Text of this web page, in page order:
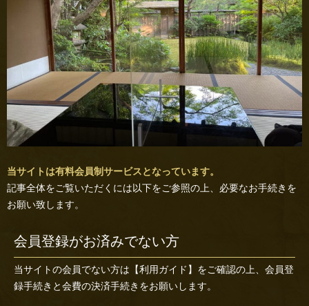
当サイトは有料会員制サービスとなっています。
記事全体をご覧いただくには以下をご参照の上、必要なお手続きを
お願い致します。
会員登録がお済みでない方
当サイトの会員でない方は 【利用ガイド】 をご確認の上、会員登
録手続きと会費の決済手続きをお願いします。